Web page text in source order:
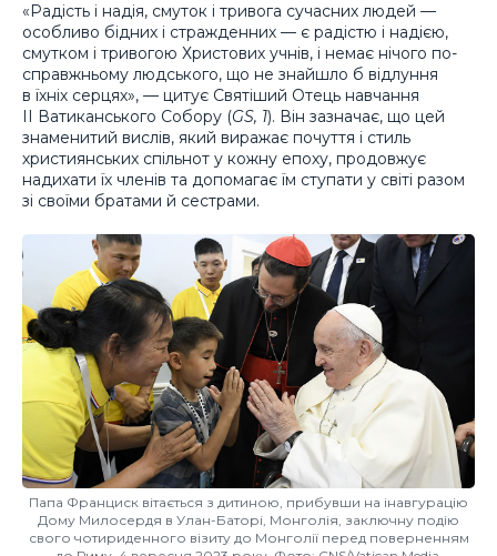
«Радість і надія, смуток і тривога сучасних людей —
особливо бідних і стражденних — є радістю і надією,
смутком і тривогою Христових учнів, і немає нічого по-
справжньому людського, що не знайшло б відлуння
в їхніх серцях», — цитує Святіший Отець навчання
ІІ Ватиканського Собору (GS, 1). Він зазначає, що цей
знаменитий вислів, який виражає почуття і стиль
християнських спільнот у кожну епоху, продовжує
надихати їх членів та допомагає їм ступати у світі разом
зі своїми братами й сестрами.
Папа Франциск вітається з дитиною, прибувши на інавгурацію
Дому Милосердя в Улан-Баторі, Монголія, заключну подію
свого чотириденного візиту до Монголії перед поверненням